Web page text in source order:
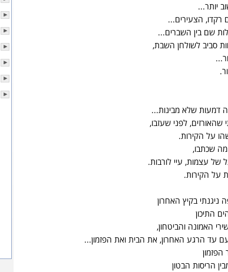
יותר...
רקדו, הצעירים...
שם בין השברים...
סביב לשולחן השבת,
דמעות שלא מבינות...
שהאורזים, לפני שעזבו,
על הקירות.
שכתבו,
של עצמות, עיי לורבות.
על הקירות.
ניגנתי בקיץ האחרון
התיכון
האמונה והביטחון,
עד הרגע האחרון, את הבית ואת הפזמון...
הריסות הבטון